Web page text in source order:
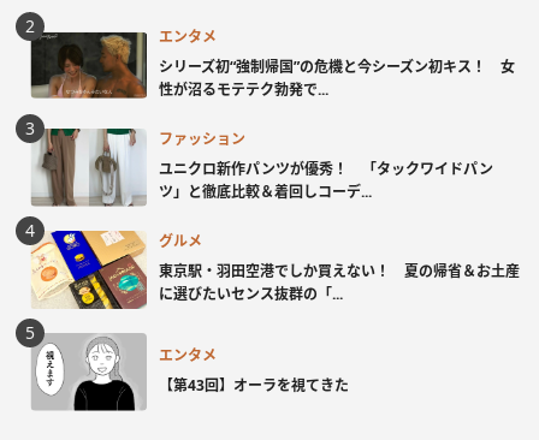
エンタメ
シリーズ初“強制帰国”の危機と今シーズン初キス！ 女
性が沼るモテテク勃発で...
ファッション
ユニクロ新作パンツが優秀！ 「タックワイドパン
ツ」と徹底比較＆着回しコーデ...
グルメ
東京駅・羽田空港でしか買えない！ 夏の帰省＆お土産
に選びたいセンス抜群の「...
エンタメ
【第43回】オーラを視てきた